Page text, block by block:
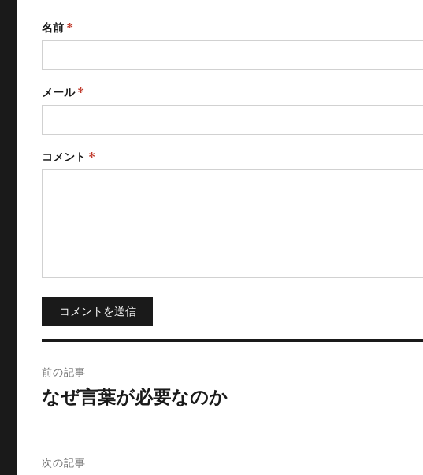
名前 *
メール*
コメント *
コメントを送信
稿
ビ
前の記事
なぜ言葉が必要なのか
次の記事